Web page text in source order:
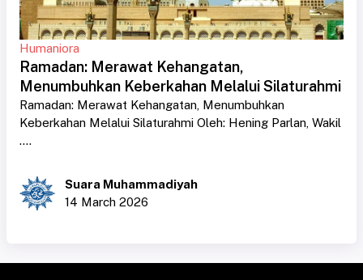
Humaniora
Ramadan: Merawat Kehangatan,
Menumbuhkan Keberkahan Melalui Silaturahmi
Ramadan: Merawat Kehangatan, Menumbuhkan
Keberkahan Melalui Silaturahmi Oleh: Hening Parlan, Wakil
....
Suara Muhammadiyah
14 March 2026